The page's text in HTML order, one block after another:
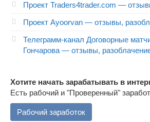
Проект Traders4trader.com —
Проект Ayoorvan — отзывы,
Телеграмм-канал Договорные
Гончарова — отзывы,
Хотите начать зарабатывать в
Есть рабочий и "Проверенный"
Рабочий заработок